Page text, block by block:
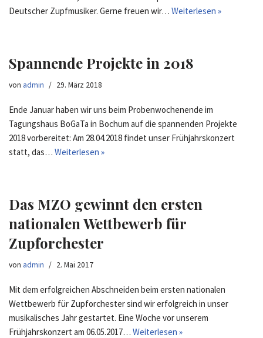
Deutscher Zupfmusiker. Gerne freuen wir… Weiterlesen »
Spannende Projekte in 2018
von admin 29. März 2018
Ende Januar haben wir uns beim Probenwochenende im
Tagungshaus BoGaTa in Bochum auf die spannenden Projekte
2018 vorbereitet: Am 28.04.2018 findet unser Frühjahrskonzert
statt, das… Weiterlesen »
Das MZO gewinnt den ersten
nationalen Wettbewerb für
Zupforchester
von admin 2. Mai 2017
Mit dem erfolgreichen Abschneiden beim ersten nationalen
Wettbewerb für Zupforchester sind wir erfolgreich in unser
musikalisches Jahr gestartet. Eine Woche vor unserem
Frühjahrskonzert am 06.05.2017… Weiterlesen »